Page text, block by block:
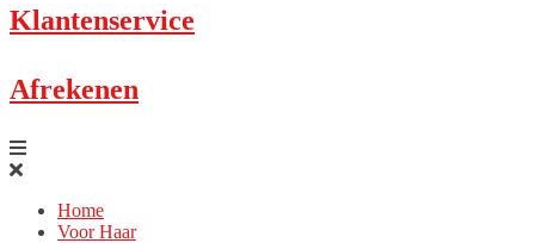
Klantenservice
Afrekenen
Home
Voor Haar